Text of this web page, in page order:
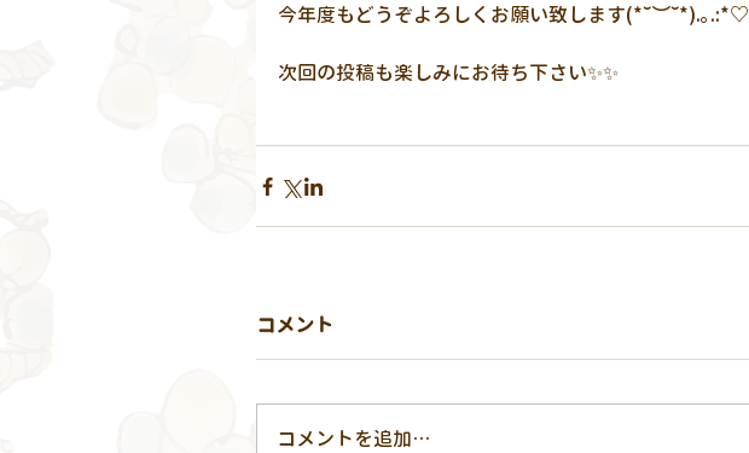
今年度もどうぞよろしくお願い致します(*˘︶˘*).｡.:*♡
次回の投稿も楽しみにお待ち下さい✨✨
コメント
コメントを追加…